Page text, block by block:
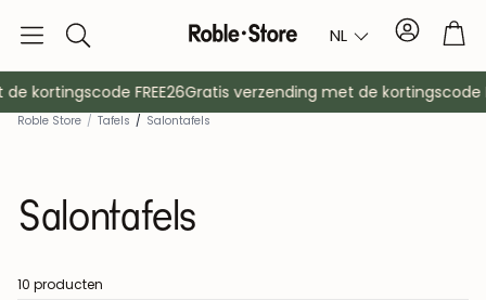
Zoek
op
NL Account
FREE26Gratis verzending met de kortingscode
Roble Store / Tafels / Salontafels
Salontafels
10 producten